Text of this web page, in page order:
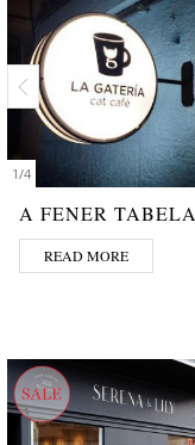
1/4
A FENER TABELA
READ MORE